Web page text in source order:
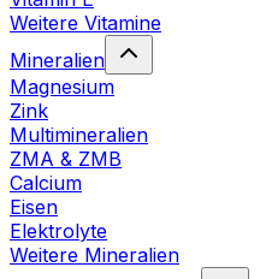
Weitere Vitamine
Mineralien
Magnesium
Zink
Multimineralien
ZMA & ZMB
Calcium
Eisen
Elektrolyte
Weitere Mineralien